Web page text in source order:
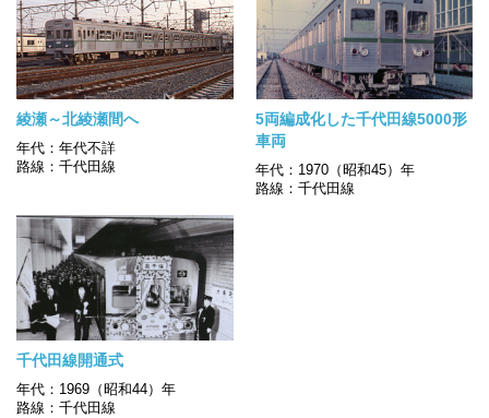
綾瀬～北綾瀬間へ
年代：年代不詳
路線：千代田線
5両編成化した千代田線5000形
車両
年代：1970（昭和45）年
路線：千代田線
千代田線開通式
年代：1969（昭和44）年
路線：千代田線